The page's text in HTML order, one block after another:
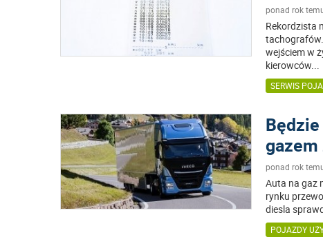
ponad rok
Rekordzista
wejściem w
kierowców...
SERWIS
ponad rok
Auta na gaz
rynku
diesla
POJAZDY